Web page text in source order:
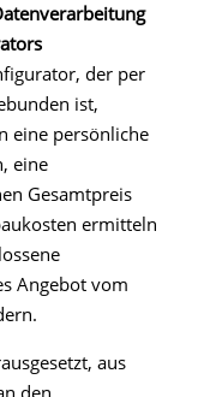
der per
ist,
eine persönliche
eine
Gesamtpreis
ermitteln
Angebot vom
aus
den